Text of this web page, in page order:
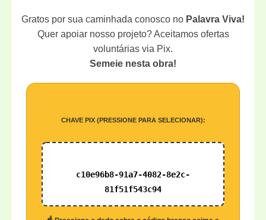
Gratos por sua caminhada conosco no Palavra Viva!
Quer apoiar nosso projeto? Aceitamos ofertas
voluntárias via Pix.
Semeie nesta obra!
CHAVE PIX (PRESSIONE PARA SELECIONAR):
c10e96b8-91a7-4082-8e2c-
81f51f543c94